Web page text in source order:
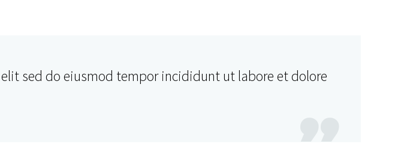
sed do eiusmod tempor incididunt ut labore et dolore
